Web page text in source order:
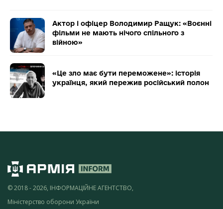
Актор і офіцер Володимир Ращук: «Воєнні
фільми не мають нічого спільного з
війною»
«Це зло має бути переможене»: історія
українця, який пережив російський полон
© 2018 - 2026, ІНФОРМАЦІЙНЕ АГЕНТСТВО,
Міністерство оборони України